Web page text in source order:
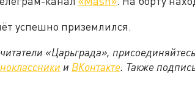
успешно приземлился.
«Царьграда»,
и ВКонтакте. Также